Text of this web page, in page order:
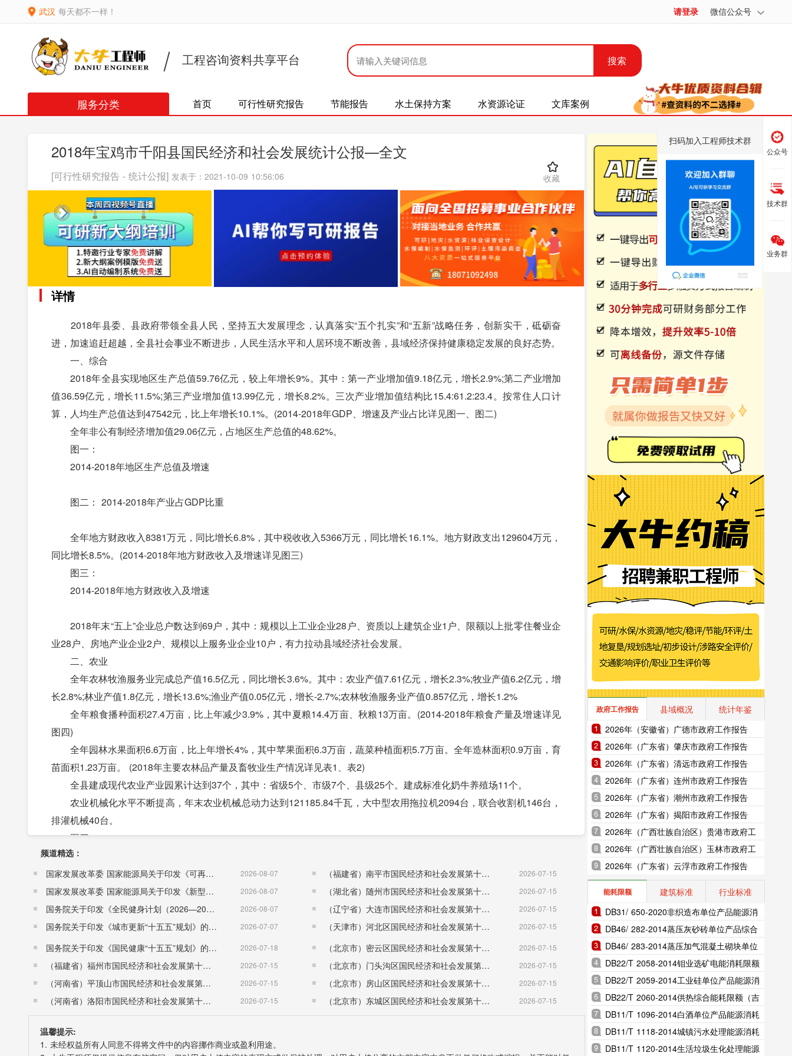
武汉 每天都不一样！ 请登录 微信公众号
工程咨询资料共享平台 搜索
服务分类 首页 可行性研究报告 节能报告 水土保持方案 水资源论证 文库案例
2018年宝鸡市千阳县国民经济和社会发展统计公报—全文
[可行性研究报告 - 统计公报] 发表于：2021-10-09 10:56:06 收藏
详情
2018年县委、县政府带领全县人民，坚持五大发展理念，认真落实“五个扎实”和“五新”战略任务，创新实干，砥砺奋
进，加速追赶超越，全县社会事业不断进步，人民生活水平和人居环境不断改善，县域经济保持健康稳定发展的良好态势。
一、综合
2018年全县实现地区生产总值59.76亿元，较上年增长9%。其中：第一产业增加值9.18亿元，增长2.9%;第二产业增加
值36.59亿元，增长11.5%;第三产业增加值13.99亿元，增长8.2%。三次产业增加值结构比15.4:61.2:23.4。按常住人口计
算，人均生产总值达到47542元，比上年增长10.1%。(2014-2018年GDP、增速及产业占比详见图一、图二)
全年非公有制经济增加值29.06亿元，占地区生产总值的48.62%。
图一：
2014-2018年地区生产总值及增速
图二： 2014-2018年产业占GDP比重
全年地方财政收入8381万元，同比增长6.8%，其中税收收入5366万元，同比增长16.1%。地方财政支出129604万元，
同比增长8.5%。(2014-2018年地方财政收入及增速详见图三)
图三：
2014-2018年地方财政收入及增速
2018年末“五上”企业总户数达到69户，其中：规模以上工业企业28户、资质以上建筑企业1户、限额以上批零住餐业企
业28户、房地产业企业2户、规模以上服务业企业10户，有力拉动县域经济社会发展。
二、农业
全年农林牧渔服务业完成总产值16.5亿元，同比增长3.6%。其中：农业产值7.61亿元，增长2.3%;牧业产值6.2亿元，增
长2.8%;林业产值1.8亿元，增长13.6%;渔业产值0.05亿元，增长-2.7%;农林牧渔服务业产值0.857亿元，增长1.2%
全年粮食播种面积27.4万亩，比上年减少3.9%，其中夏粮14.4万亩、秋粮13万亩。(2014-2018年粮食产量及增速详见
图四)
全年园林水果面积6.6万亩，比上年增长4%，其中苹果面积6.3万亩，蔬菜种植面积5.7万亩。全年造林面积0.9万亩，育
苗面积1.23万亩。 (2018年主要农林品产量及畜牧业生产情况详见表1、表2)
全县建成现代农业产业园累计达到37个，其中：省级5个、市级7个、县级25个。建成标准化奶牛养殖场11个。
农业机械化水平不断提高，年末农业机械总动力达到121185.84千瓦，大中型农用拖拉机2094台，联合收割机146台，
排灌机械40台。
图四：
2014-2018年粮食产量
表1：
表2：
三、工业、建筑业
2018年全县工业实现总产值101.78亿元，同比增长14.1%，同比增长8.5%，实现增加值32.98亿元，同比增长11.8%。
其中，规模以上工业总产值达100.98亿元，同比增长14.2%，实现增加值32.72亿元，同比增长12%。规模以上工业企业28
户，同比增长12%。(2014-2018年工业增加值及增速、工业主要产品产量详见图五、表3)
全社会建筑业完成增加值3.61亿元，增长9.6%。
图五：
频道精选：
国家发展改革委 国家能源局关于印发《可再生能源发展“十五五”规划》的通知 （发改能源〔2026〕1067号）
2026-08-07
国家发展改革委 国家能源局关于印发《新型电力系统建设“十五五”规划》的通知​ （发改能源〔2026〕942号） 2026-08-07
国务院关于印发《全民健身计划（2026—2030年）》的通知 （国发〔2026〕26号） 2026-08-07
国务院关于印发《城市更新“十五五”规划》的通知（国发〔2026〕12号） 2026-07-07
国务院关于印发《国民健康“十五五”规划》的通知 （国发〔2026〕23号） 2026-07-18
（福建省）福州市国民经济和社会发展第十五个五年规划纲要 2026-07-15
（河南省）平顶山市国民经济和社会发展第十五个五年规划纲要 2026-07-15
（河南省）洛阳市国民经济和社会发展第十五个五年规划纲要 2026-07-15
（福建省）南平市国民经济和社会发展第十五个五年规划纲要 2026-07-15
（湖北省）随州市国民经济和社会发展第十五个五年规划纲要 2026-07-15
（辽宁省）大连市国民经济和社会发展第十五个五年规划纲要 2026-07-15
（天津市）河北区国民经济和社会发展第十五个五年规划纲要 2026-07-15
（北京市）密云区国民经济和社会发展第十五个五年规划纲要 2026-07-15
（北京市）门头沟区国民经济和社会发展第十五个五年规划纲要 2026-07-15
（北京市）房山区国民经济和社会发展第十五个五年规划纲要 2026-07-15
（北京市）东城区国民经济和社会发展第十五个五年规划纲要 2026-07-15
温馨提示:
1. 未经权益所有人同意不得将文件中的内容挪作商业或盈利用途。
政府工作报告 县域概况
统计年鉴
2026年（安徽省）广德市政府工作报告
2026年（广东省）肇庆市政府工作报告
2026年（广东省）清远市政府工作报告
2026年（广东省）连州市政府工作报告
2026年（广东省）潮州市政府工作报告
2026年（广东省）揭阳市政府工作报告
2026年（广西壮族自治区）贵港市政府工
作报告
2026年（广西壮族自治区）玉林市政府工
作报告
2026年（广东省）云浮市政府工作报告
能耗限额 建筑标准
行业标准
DB31/ 650-2020非织造布单位产品能源消
耗限额（上海市地方标准）
DB46/ 282-2014蒸压灰砂砖单位产品综合
能耗和电耗限额（海南省地方标准）
DB46/ 283-2014蒸压加气混凝土砌块单位
产品综合能耗和电耗限额（海南省地方标
准）
DB22/T 2058-2014钼业选矿电能消耗限额
（吉林省地方标准）
DB22/T 2059-2014工业硅单位产品能源消
耗限额（吉林省地方标准）
DB22/T 2060-2014供热综合能耗限额（吉
林省地方标准）
DB11/T 1096-2014白酒单位产品能源消耗
限额（北京市地方标准）
DB11/T 1118-2014城镇污水处理能源消耗
限额（北京市地方标准）
DB11/T 1120-2014生活垃圾生化处理能源
公众号
技术群
扫码加入工程师技术群
业务群